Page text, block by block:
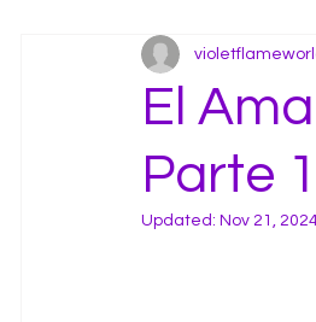
El
Parte 1
Updated: Nov 21,